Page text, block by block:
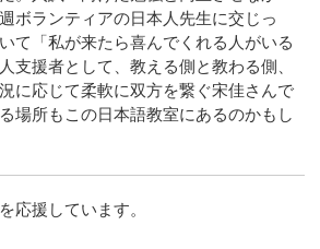
ボランティアの日本人先生に交じっ
て「私が来たら喜んでくれる人がいる
支援者として、教える側と教わる側、
に応じて柔軟に双方を繋ぐ宋佳さんで
場所もこの日本語教室にあるのかもし
応援しています。